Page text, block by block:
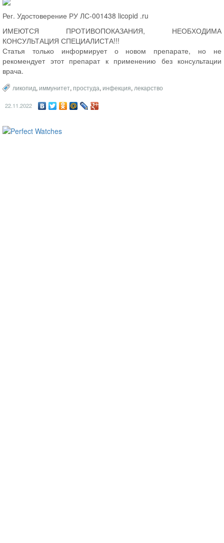
Рег. Удостоверение РУ ЛС-001438 licopid .ru
ИМЕЮТСЯ ПРОТИВОПОКАЗАНИЯ, НЕОБХОДИМА
КОНСУЛЬТАЦИЯ СПЕЦИАЛИСТА!!!
Статья только информирует о новом препарате, но не
рекомендует этот препарат к применению без консультации
врача.
ликопид, иммунитет, простуда, инфекция, лекарство
22.11.2022